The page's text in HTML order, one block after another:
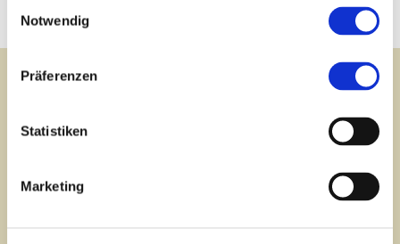
Notwendig
Präferenzen
Statistiken
Marketing
foundations and other legal instruments as well as